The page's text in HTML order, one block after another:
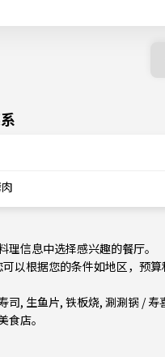
理信息中选择感兴趣的餐厅。
可以根据您的条件如地区，预
司, 生鱼片, 铁板烧, 涮涮锅 / 寿
食店。